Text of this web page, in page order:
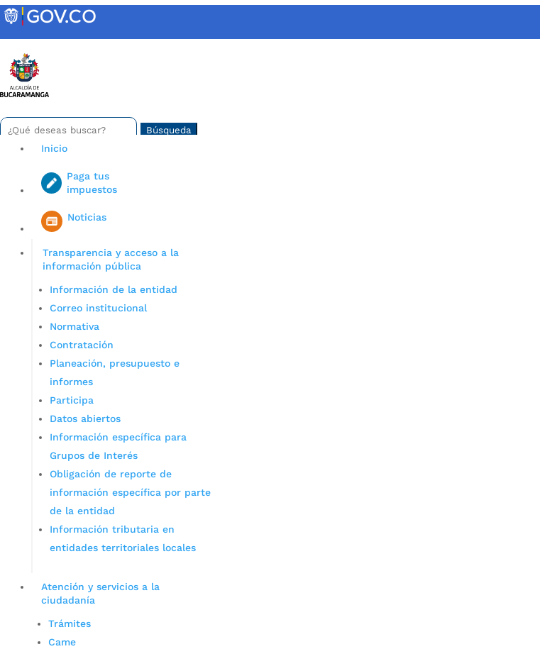
Skip
to
Buscar:
Search
for...
Iniciar sesión en gov co
Inicio
Paga tus
impuestos
Noticias
Transparencia y acceso a la
información pública
Información de la entidad
Correo institucional
Normativa
Contratación
Planeación, presupuesto e
informes
Participa
Datos abiertos
Información específica para
Grupos de Interés
Obligación de reporte de
información específica por parte
de la entidad
Información tributaria en
entidades territoriales locales
Atención y servicios a la
ciudadanía
Trámites
Came